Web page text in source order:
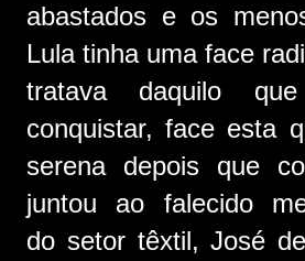
abastados e os
Lula tinha uma face
tratava daquilo
conquistar, face esta
serena depois que
juntou ao falecido
do setor têxtil, José